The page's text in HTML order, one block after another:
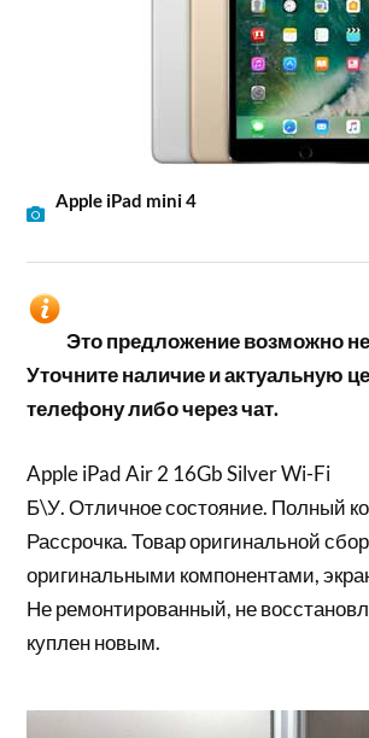
Apple iPad mini 4
Это предложение возможно
Уточните наличие и актуальную
телефону либо через чат.
Apple iPad Air 2 16Gb Silver Wi-Fi
Б\У. Отличное состояние. Полный
Рассрочка. Товар оригинальной
оригинальными компонентами,
Не ремонтированный, не
куплен новым.